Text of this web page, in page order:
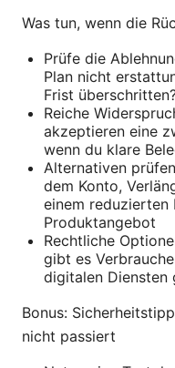
Was tun, wenn die
Prüfe die
Plan nicht
Frist
Reiche
akzeptieren eine
wenn du klare
Alternativen
dem Konto,
einem reduzierten
Produktangebot
Rechtliche
gibt es
digitalen Diensten
Bonus:
nicht passiert